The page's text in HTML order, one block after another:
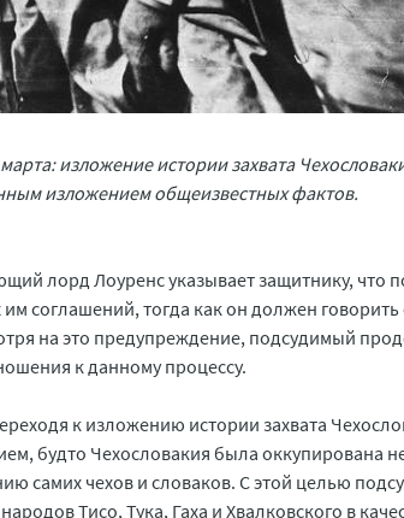
изложение истории захвата
изложением общеизвестных фактов.
лорд Лоуренс указывает защитнику, что
соглашений, тогда как он должен
на это предупреждение, подсудимый
к данному процессу.
к изложению истории захвата
будто Чехословакия была оккупирована
самих чехов и словаков. С этой целью
Тисо, Тука, Гаха и Хвалковского в